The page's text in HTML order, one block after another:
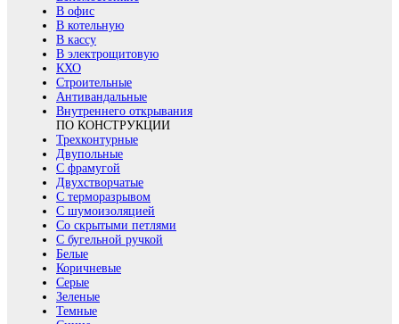
В офис
В котельную
В кассу
В электрощитовую
КХО
Строительные
Антивандальные
Внутреннего открывания
ПО КОНСТРУКЦИИ
Трехконтурные
Двупольные
С фрамугой
Двухстворчатые
С терморазрывом
С шумоизоляцией
Со скрытыми петлями
С бугельной ручкой
Белые
Коричневые
Серые
Зеленые
Темные